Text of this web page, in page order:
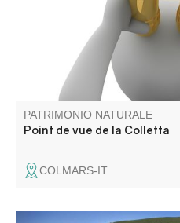
PATRIMONIO NATURALE
Point de vue de la Colletta
COLMARS-IT